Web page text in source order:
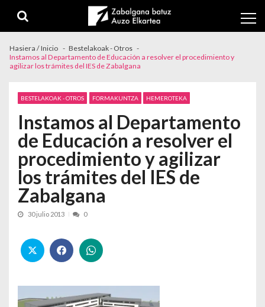
Hasiera / Inicio
Bestelakoak - Otros
Instamos al Departamento de Educación a resolver el procedimiento y
agilizar los trámites del IES de Zabalgana
BESTELAKOAK - OTROS FORMAKUNTZA HEMEROTEKA
Instamos al Departamento
de Educación a resolver el
procedimiento y agilizar
los trámites del IES de
Zabalgana
30 julio 2013 0